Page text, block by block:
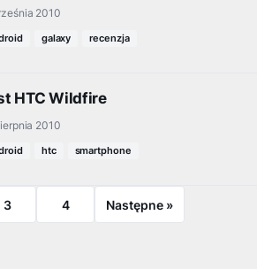
2010
galaxy recenzja
HTC Wildfire
2010
htc smartphone
3 4 Następne »